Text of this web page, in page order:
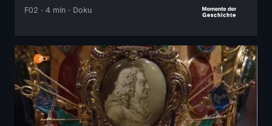
F02 · 4 min · Doku